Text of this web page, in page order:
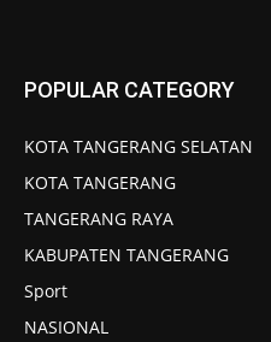
POPULAR CATEGORY
KOTA TANGERANG SELATAN
KOTA TANGERANG
TANGERANG RAYA
KABUPATEN TANGERANG
Sport
NASIONAL